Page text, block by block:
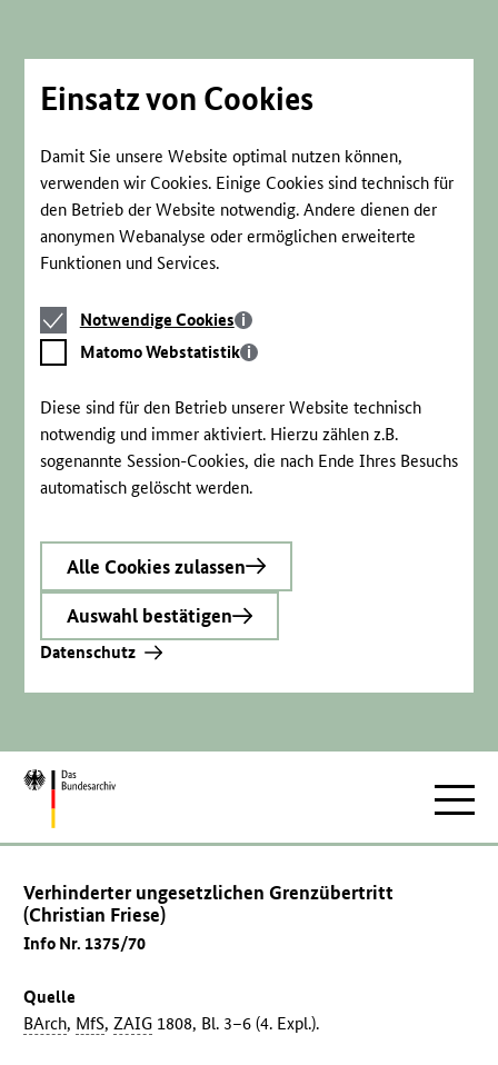
Einsatz von Cookies
Damit Sie unsere Website optimal nutzen können,
verwenden wir Cookies. Einige Cookies sind technisch für
den Betrieb der Website notwendig. Andere dienen der
anonymen Webanalyse oder ermöglichen erweiterte
Funktionen und Services.
Notwendige
Cookies
Notwendige Cookies
Matomo
Webstatistik
Matomo Webstatistik
Diese sind für den Betrieb unserer Website technisch
notwendig und immer aktiviert. Hierzu zählen z.B.
sogenannte Session-Cookies, die nach Ende Ihres Besuchs
automatisch gelöscht werden.
Alle Cookies zulassen
Auswahl bestätigen
Datenschutz
Zur
Verhinderter ungesetzlichen Grenzübertritt
(Christian Friese)
Info Nr. 1375/70
Quelle
BArch, MfS,ZAIG 1808, Bl. 3–6 (4. Expl.).